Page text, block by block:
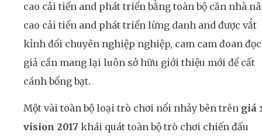
cao cải tiến and phát triển bằng toàn bộ căn nhà
cao cải tiến and phát triển lừng danh and được vắt
kỉnh đổi chuyên nghiệp nghiệp, cam cam đoan đọc
giả cần mang lại luôn sở hữu giới thiệu mới để cất
cánh bổng bạt.
Một vài toàn bộ loại trò chơi nổi nhảy bên trên giá
vision 2017 khái quát toàn bộ trò chơi chiến đấu